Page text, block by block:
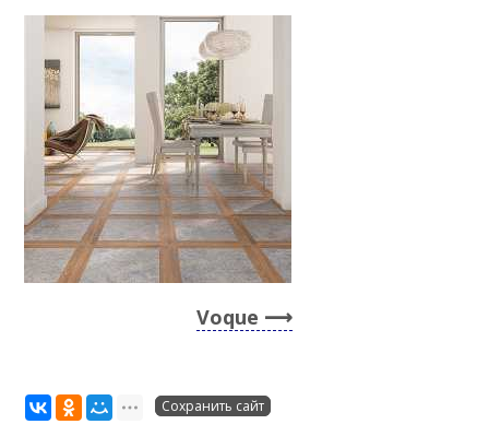
Voque
Сохранить сайт